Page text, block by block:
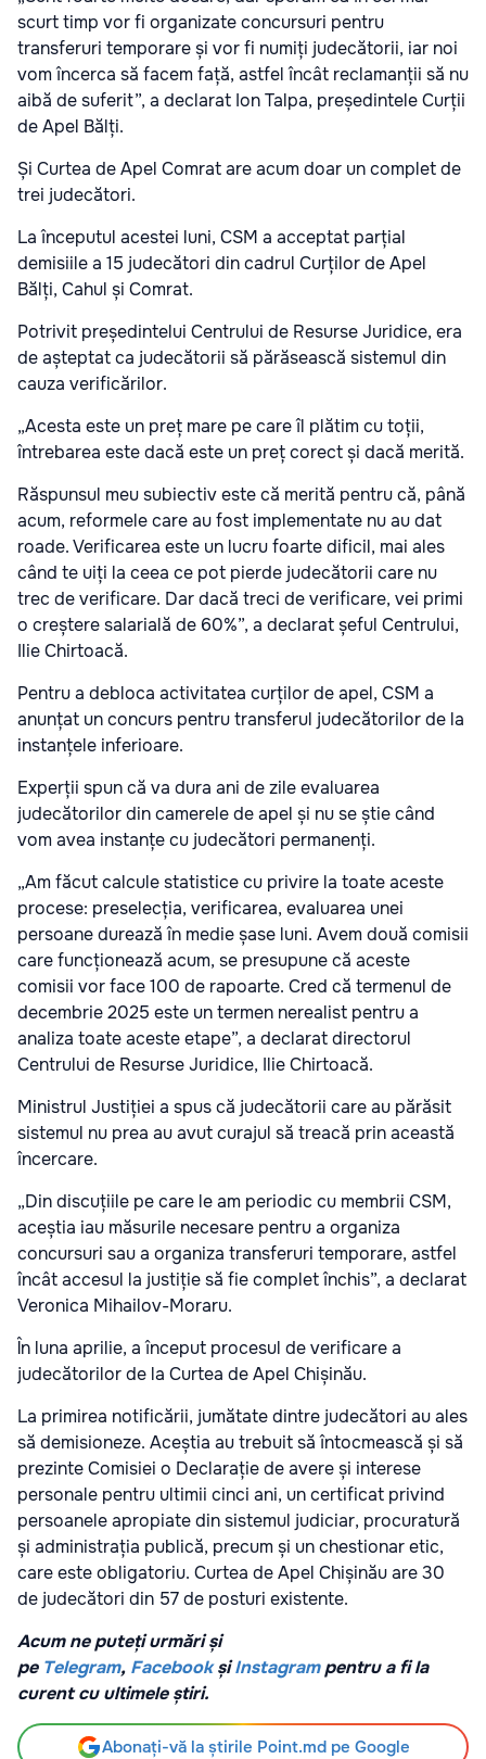
scurt timp vor fi organizate concursuri pentru
transferuri temporare și vor fi numiți judecătorii, iar noi
vom încerca să facem față, astfel încât reclamanții să nu
aibă de suferit”, a declarat Ion Talpa, președintele Curții
de Apel Bălți.
Și Curtea de Apel Comrat are acum doar un complet de
trei judecători.
La începutul acestei luni, CSM a acceptat parțial
demisiile a 15 judecători din cadrul Curților de Apel
Bălți, Cahul și Comrat.
Potrivit președintelui Centrului de Resurse Juridice, era
de așteptat ca judecătorii să părăsească sistemul din
cauza verificărilor.
„Acesta este un preț mare pe care îl plătim cu toții,
întrebarea este dacă este un preț corect și dacă merită.
Răspunsul meu subiectiv este că merită pentru că, până
acum, reformele care au fost implementate nu au dat
roade. Verificarea este un lucru foarte dificil, mai ales
când te uiți la ceea ce pot pierde judecătorii care nu
trec de verificare. Dar dacă treci de verificare, vei primi
o creștere salarială de 60%”, a declarat șeful Centrului,
Ilie Chirtoacă.
Pentru a debloca activitatea curților de apel, CSM a
anunțat un concurs pentru transferul judecătorilor de la
instanțele inferioare.
Experții spun că va dura ani de zile evaluarea
judecătorilor din camerele de apel și nu se știe când
vom avea instanțe cu judecători permanenți.
„Am făcut calcule statistice cu privire la toate aceste
procese: preselecția, verificarea, evaluarea unei
persoane durează în medie șase luni. Avem două comisii
care funcționează acum, se presupune că aceste
comisii vor face 100 de rapoarte. Cred că termenul de
decembrie 2025 este un termen nerealist pentru a
analiza toate aceste etape”, a declarat directorul
Centrului de Resurse Juridice, Ilie Chirtoacă.
Ministrul Justiției a spus că judecătorii care au părăsit
sistemul nu prea au avut curajul să treacă prin această
încercare.
„Din discuțiile pe care le am periodic cu membrii CSM,
aceștia iau măsurile necesare pentru a organiza
concursuri sau a organiza transferuri temporare, astfel
încât accesul la justiție să fie complet închis”, a declarat
Veronica Mihailov-Moraru.
În luna aprilie, a început procesul de verificare a
judecătorilor de la Curtea de Apel Chișinău.
La primirea notificării, jumătate dintre judecători au ales
să demisioneze. Aceștia au trebuit să întocmească și să
prezinte Comisiei o Declarație de avere și interese
personale pentru ultimii cinci ani, un certificat privind
persoanele apropiate din sistemul judiciar, procuratură
și administrația publică, precum și un chestionar etic,
care este obligatoriu. Curtea de Apel Chișinău are 30
de judecători din 57 de posturi existente.
Acum ne puteți urmări și
pe Telegram, Facebook șiInstagrampentru a fi la
curent cu ultimele știri.
Abonați-vă la știrile Point.md pe Google